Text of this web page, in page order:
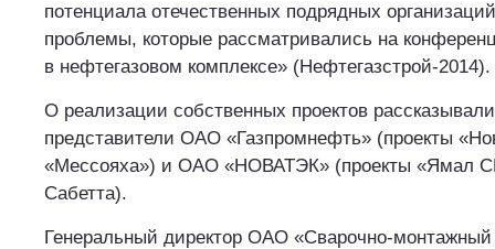
потенциала отечественных подрядных
проблемы, которые рассматривались на
в нефтегазовом комплексе» (Нефтегазстрой-2014).
О реализации собственных проектов
представители ОАО «Газпромнефть» (проекты
«Мессояха») и ОАО «НОВАТЭК» (проекты «Ямал
Сабетта).
Генеральный директор ОАО «Сварочно-